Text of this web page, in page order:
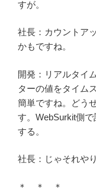
すが。
社長：カウントア
かもですね。
開発：リアルタイ
ターの値をタイム
簡単ですね。どう
す。WebSurkit側
する。
社長：じゃそれや
＊ ＊ ＊